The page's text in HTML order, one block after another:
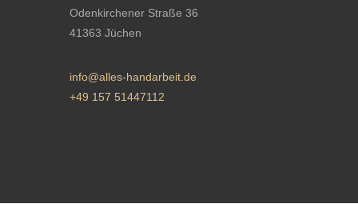
Odenkirchener Straße 36
41363 Jüchen
info@alles-handarbeit.de
+49 157 51447112